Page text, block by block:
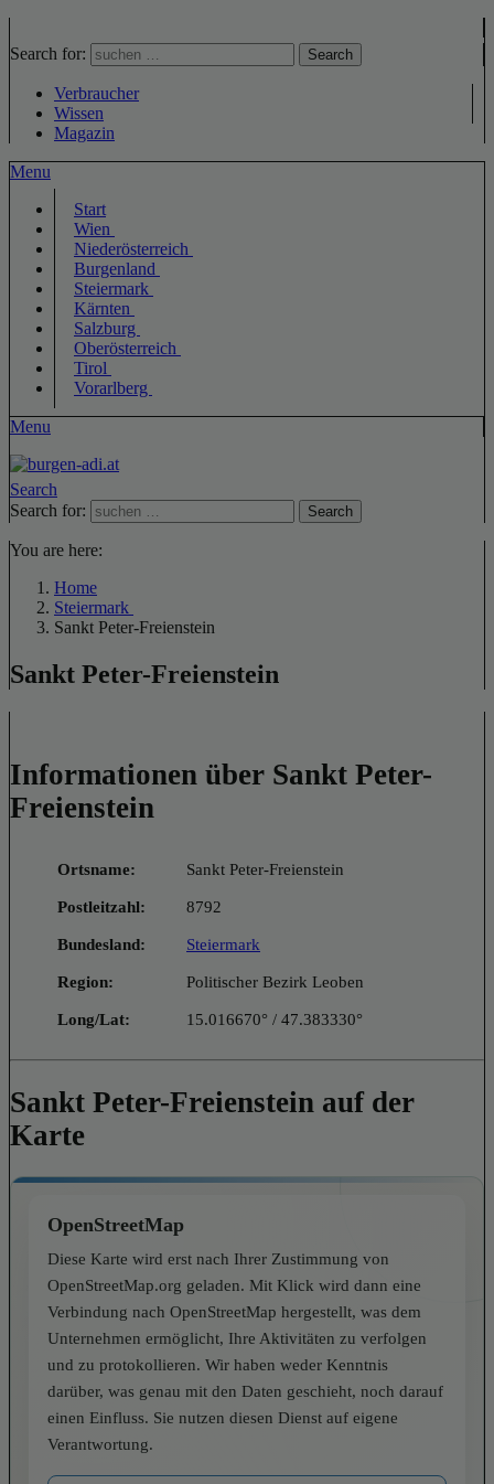
Search for: Search
Verbraucher
Wissen
Magazin
Menu
Start
Wien
Niederösterreich
Burgenland
Steiermark
Kärnten
Salzburg
Oberösterreich
Tirol
Vorarlberg
Menu
Search
Search for:
Search
You are here:
Home
Steiermark
Sankt Peter-Freienstein
Sankt Peter-Freienstein
Informationen über Sankt Peter-
Freienstein
Ortsname: Sankt Peter-Freienstein
Postleitzahl: 8792
Bundesland: Steiermark
Region: Politischer Bezirk Leoben
Long/Lat: 15.016670° / 47.383330°
Sankt Peter-Freienstein auf der
Karte
OpenStreetMap
Diese Karte wird erst nach Ihrer Zustimmung von
OpenStreetMap.org geladen. Mit Klick wird dann eine
Verbindung nach OpenStreetMap hergestellt, was dem
Unternehmen ermöglicht, Ihre Aktivitäten zu verfolgen
und zu protokollieren. Wir haben weder Kenntnis
darüber, was genau mit den Daten geschieht, noch darauf
einen Einfluss. Sie nutzen diesen Dienst auf eigene
Verantwortung.